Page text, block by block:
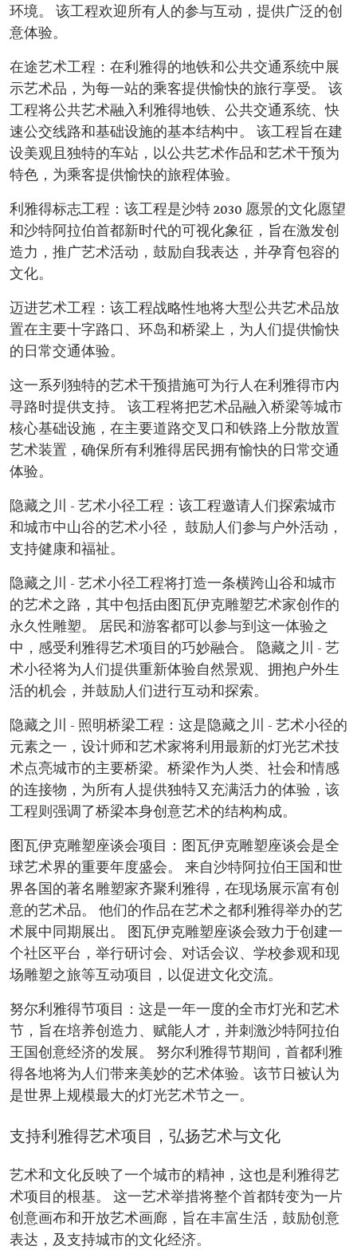
环境。 该工程欢迎所有人的参与互动，提供广泛的创
意体验。
在途艺术工程：在利雅得的地铁和公共交通系统中展
示艺术品，为每一站的乘客提供愉快的旅行享受。 该
工程将公共艺术融入利雅得地铁、公共交通系统、快
速公交线路和基础设施的基本结构中。 该工程旨在建
设美观且独特的车站，以公共艺术作品和艺术干预为
特色，为乘客提供愉快的旅程体验。
利雅得标志工程：该工程是沙特 2030 愿景的文化愿望
和沙特阿拉伯首都新时代的可视化象征，旨在激发创
造力，推广艺术活动，鼓励自我表达，并孕育包容的
文化。
迈进艺术工程：该工程战略性地将大型公共艺术品放
置在主要十字路口、环岛和桥梁上，为人们提供愉快
的日常交通体验。
这一系列独特的艺术干预措施可为行人在利雅得市内
寻路时提供支持。 该工程将把艺术品融入桥梁等城市
核心基础设施，在主要道路交叉口和铁路上分散放置
艺术装置，确保所有利雅得居民拥有愉快的日常交通
体验。
隐藏之川 - 艺术小径工程：该工程邀请人们探索城市
和城市中山谷的艺术小径， 鼓励人们参与户外活动，
支持健康和福祉。
隐藏之川 - 艺术小径工程将打造一条横跨山谷和城市
的艺术之路，其中包括由图瓦伊克雕塑艺术家创作的
永久性雕塑。 居民和游客都可以参与到这一体验之
中，感受利雅得艺术项目的巧妙融合。 隐藏之川 - 艺
术小径将为人们提供重新体验自然景观、拥抱户外生
活的机会，并鼓励人们进行互动和探索。
隐藏之川 - 照明桥梁工程：这是隐藏之川 - 艺术小径的
元素之一，设计师和艺术家将利用最新的灯光艺术技
术点亮城市的主要桥梁。桥梁作为人类、社会和情感
的连接物，为所有人提供独特又充满活力的体验，该
工程则强调了桥梁本身创意艺术的结构构成。
图瓦伊克雕塑座谈会项目：图瓦伊克雕塑座谈会是全
球艺术界的重要年度盛会。 来自沙特阿拉伯王国和世
界各国的著名雕塑家齐聚利雅得，在现场展示富有创
意的艺术品。 他们的作品在艺术之都利雅得举办的艺
术展中同期展出。 图瓦伊克雕塑座谈会致力于创建一
个社区平台，举行研讨会、对话会议、学校参观和现
场雕塑之旅等互动项目，以促进文化交流。
努尔利雅得节项目：这是一年一度的全市灯光和艺术
节，旨在培养创造力、赋能人才，并刺激沙特阿拉伯
王国创意经济的发展。 努尔利雅得节期间，首都利雅
得各地将为人们带来美妙的艺术体验。该节日被认为
是世界上规模最大的灯光艺术节之一。
支持利雅得艺术项目，弘扬艺术与文化
艺术和文化反映了一个城市的精神，这也是利雅得艺
术项目的根基。 这一艺术举措将整个首都转变为一片
创意画布和开放艺术画廊，旨在丰富生活，鼓励创意
表达，及支持城市的文化经济。